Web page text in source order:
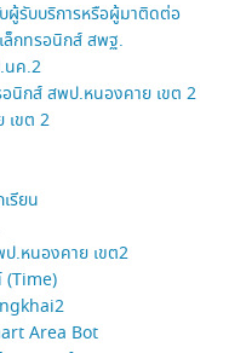
ผู้รับบริการหรือผู้มาติดต่อ
ล็กทรอนิกส์ สพฐ.
นค.2
อนิกส์ สพป.หนองคาย เขต 2
เขต 2
รียน
ป.หนองคาย เขต2
(Time)
Area Bot